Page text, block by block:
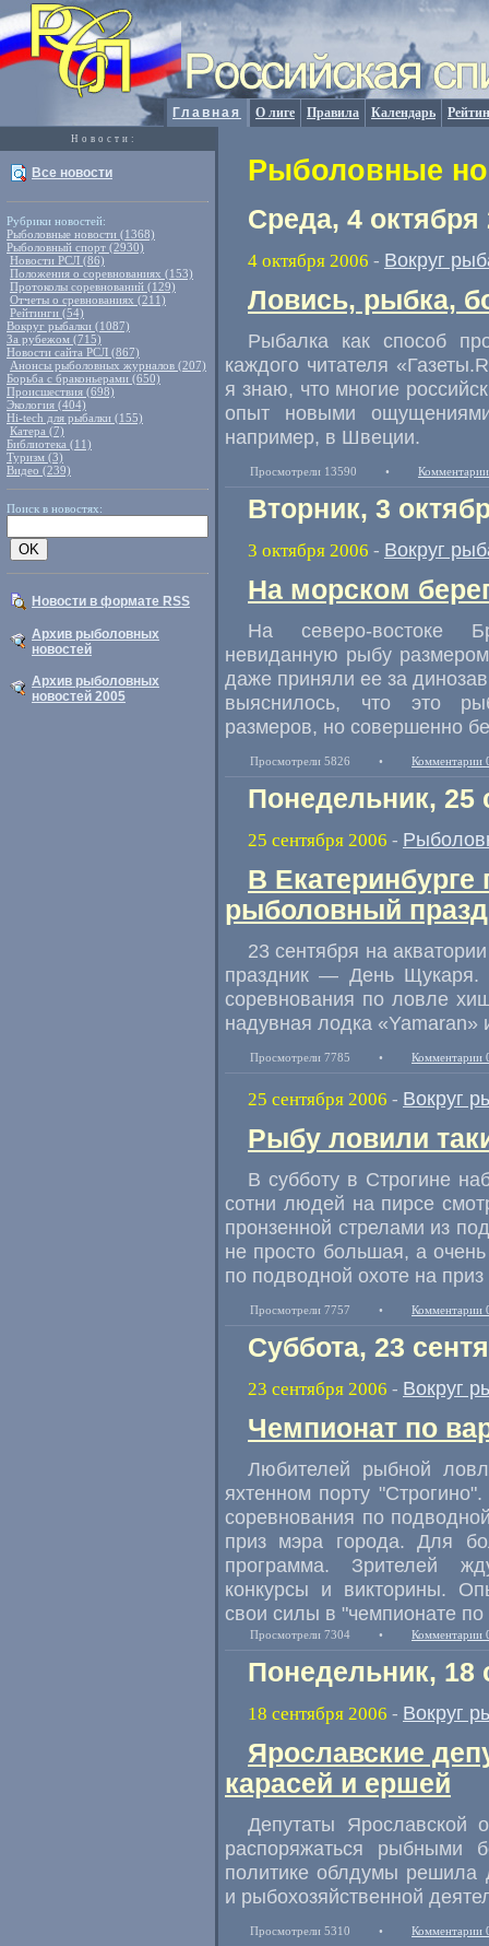
Главная О лиге Правила Календарь
Новости:
Все новости
Рубрики новостей:
Рыболовные новости (1368)
Рыболовный спорт (2930)
Новости РСЛ (86)
Положения о соревнованиях (153)
Протоколы соревнований (129)
Отчеты о сревнованиях (211)
Рейтинги (54)
Вокруг рыбалки (1087)
За рубежом (715)
Новости сайта РСЛ (867)
Анонсы рыболовных журналов (207)
Борьба с браконьерами (650)
Происшествия (698)
Экология (404)
Hi-tech для рыбалки (155)
Катера (7)
Библиотека (11)
Туризм (3)
Видео (239)
Поиск в новостях:
Новости в формате RSS
Архив рыболовных
новостей
Архив рыболовных
новостей 2005
Рыболовные
Среда, 4 октября
4 октября 2006 - Вокруг
Ловись, рыбка,
Рыбалка как способ
каждого читателя
я знаю, что многие
опыт новыми
например, в Швеции.
Просмотрели 13590 •
Вторник, 3
3 октября 2006 - Вокруг
На морском
На северо-востоке
невиданную рыбу
даже приняли ее за
выяснилось, что это
размеров, но совершенно
Просмотрели 5826 • Комментарии
Понедельник, 25
25 сентября 2006 -
В
рыболовный
23 сентября на
праздник — День Щукаря.
соревнования по ловле
надувная лодка
Просмотрели 7785 • Комментарии
25 сентября 2006 - Вокруг
Рыбу ловили
В субботу в Строгине
сотни людей на пирсе
пронзенной стрелами из
не просто большая, а
по подводной охоте на
Просмотрели 7757 • Комментарии
Суббота, 23
23 сентября 2006 - Вокруг
Чемпионат по
Любителей рыбной
яхтенном порту
соревнования по
приз мэра города. Для
программа. Зрителей
конкурсы и викторины.
свои силы в "чемпионате по
Просмотрели 7304 • Комментарии
Понедельник, 18
18 сентября 2006 - Вокруг
Ярославские
карасей и ершей
Депутаты Ярославской
распоряжаться рыбными
политике облдумы решила
и рыбохозяйственной
Просмотрели 5310 • Комментарии